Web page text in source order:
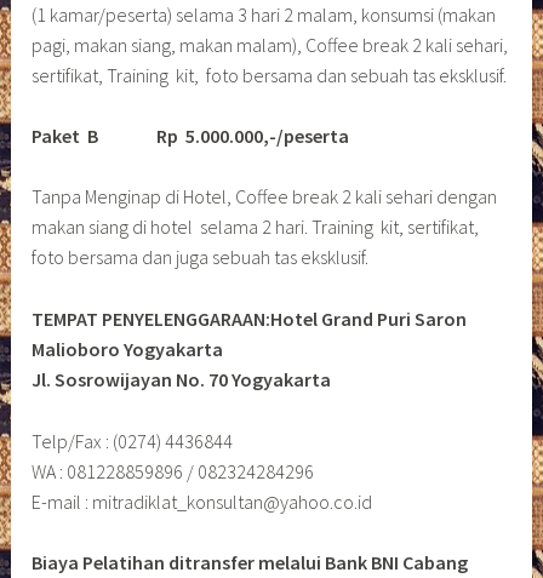
(1 kamar/peserta) selama 3 hari 2 malam, konsumsi (makan
pagi, makan siang, makan malam), Coffee break 2 kali sehari,
sertifikat, Training kit, foto bersama dan sebuah tas eksklusif.
Paket B Rp 5.000.000,-/peserta
Tanpa Menginap di Hotel, Coffee break 2 kali sehari dengan
makan siang di hotel selama 2 hari. Training kit, sertifikat,
foto bersama dan juga sebuah tas eksklusif.
TEMPAT PENYELENGGARAAN:Hotel Grand Puri Saron
Malioboro Yogyakarta
Jl. Sosrowijayan No. 70 Yogyakarta
Telp/Fax : (0274) 4436844
WA : 081228859896 / 082324284296
E-mail : mitradiklat_konsultan@yahoo.co.id
Biaya Pelatihan ditransfer melalui Bank BNI Cabang